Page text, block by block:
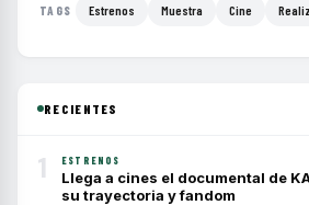
TAGS Estrenos Muestra Cine
RECIENTES
1 ESTRENOS
Llega a cines el documental de
su trayectoria y fandom